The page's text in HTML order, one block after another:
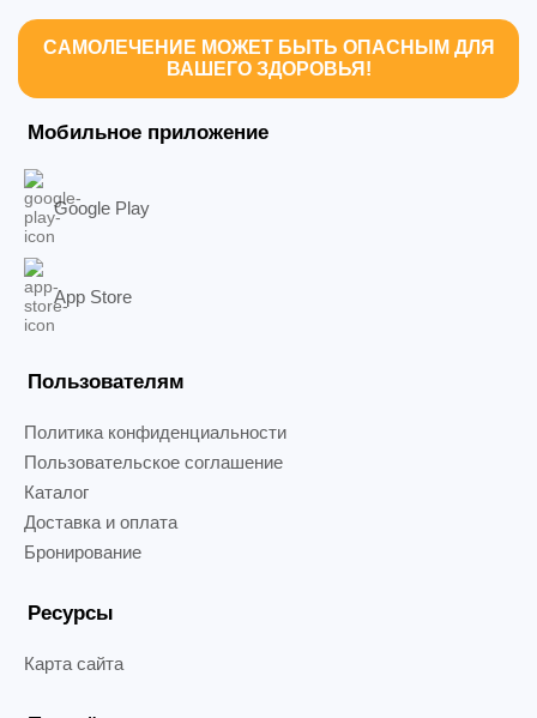
САМОЛЕЧЕНИЕ МОЖЕТ БЫТЬ ОПАСНЫМ ДЛЯ
ВАШЕГО ЗДОРОВЬЯ!
Мобильное приложение
Google Play
App Store
Пользователям
Политика конфиденциальности
Пользовательское соглашение
Каталог
Доставка и оплата
Бронирование
Ресурсы
Карта сайта